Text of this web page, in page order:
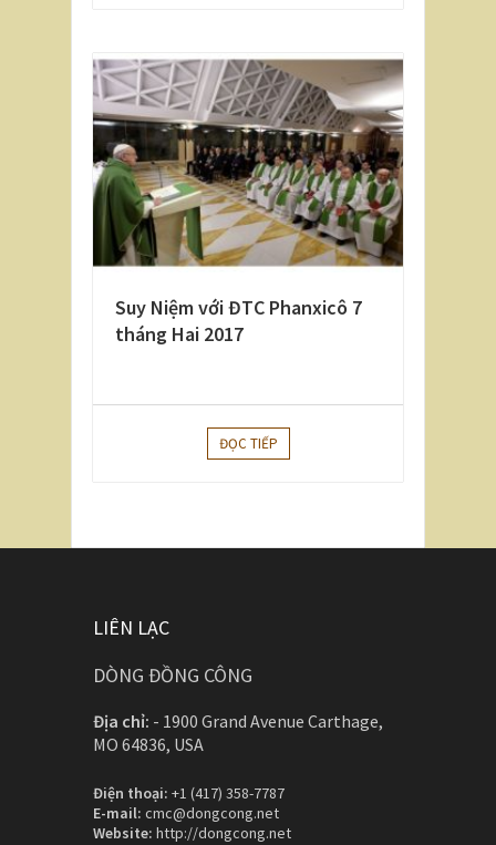
Suy Niệm với ĐTC Phanxicô 7
tháng Hai 2017
ĐỌC TIẾP
LIÊN LẠC
DÒNG ĐỒNG CÔNG
Địa chỉ: - 1900 Grand Avenue Carthage,
MO 64836, USA
Điện thoại: +1 (417) 358-7787
E-mail: cmc@dongcong.net
Website: http://dongcong.net